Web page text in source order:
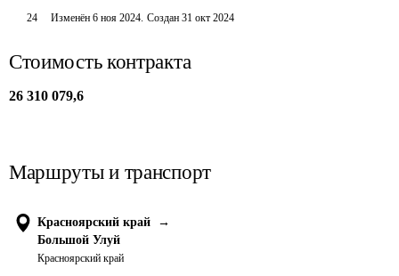
24 Изменён6 ноя 2024. Создан 31 окт 2024
Стоимость контракта
26 310 079,6
Маршруты и транспорт
Красноярский край
→
Большой Улуй
Красноярский край